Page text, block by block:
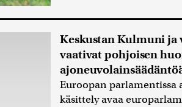
Keskustan Kulmuni
vaativat pohjoisen
Euroopan
käsittely avaa